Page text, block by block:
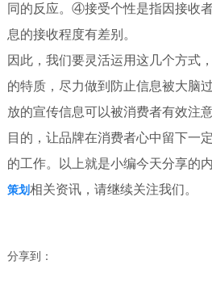
同的反应。④接受个性是指因接收
息的接收程度有差别。
因此，我们要灵活运用这几个方式
的特质，尽力做到防止信息被大脑
放的宣传信息可以被消费者有效注
目的，让品牌在消费者心中留下一
的工作。以上就是小编今天分享的
策划相关资讯，请继续关注我们。
分享到：